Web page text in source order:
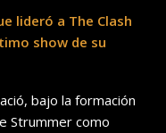
lideró a The Clash
show de su
bajo la formación
Strummer como